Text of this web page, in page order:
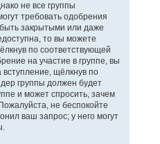
не все группы
требовать одобрения
закрытыми или даже
то вы можете
по соответствующей
на участие в группе, вы
щёлкнув по
группы должен будет
и может спросить, зачем
не беспокойте
ваш запрос; у него могут